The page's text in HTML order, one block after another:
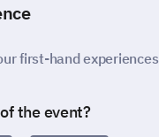
first-hand
the event?